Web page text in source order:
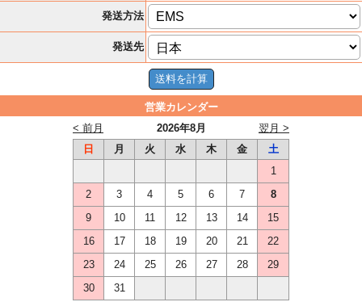
発送方法
発送先
営業カレンダー
2026年8月
< 前月
翌月 >
日
月 火 水 木 金
土
1
2
3 4 5 6 7
8
9
10 11 12 13 14
15
16
17 18 19 20 21
22
23
24 25 26 27 28
29
30
31